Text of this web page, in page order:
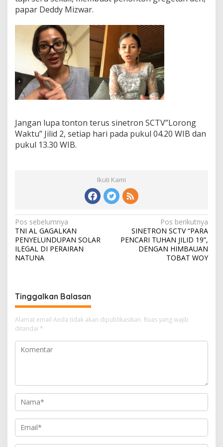
papar Deddy Mizwar.
Jangan lupa tonton terus sinetron SCTV”Lorong
Waktu” Jilid 2, setiap hari pada pukul 04.20 WIB dan
pukul 13.30 WIB.
Ikuti Kami
N
a
v
i
a
s
i
p
o
Pos sebelumnya
TNI AL GAGALKAN
PENYELUNDUPAN SOLAR
ILEGAL DI PERAIRAN
NATUNA
Pos berikutnya
SINETRON SCTV “PARA
PENCARI TUHAN JILID 19”,
DENGAN HIMBAUAN
TOBAT WOY
Tinggalkan Balasan
Alamat email Anda tidak akan dipublikasikan. Ruas yang wajib
ditandai *